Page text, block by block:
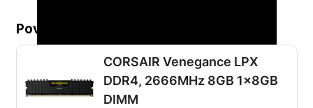
Povezani proizvodi...
CORSAIR Venegance LPX
DDR4, 2666MHz 8GB 1x8GB
DIMM